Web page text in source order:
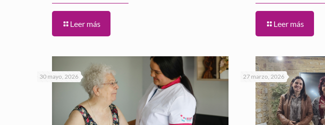
Leer más Leer más
30 mayo, 2026 27 marzo, 2026